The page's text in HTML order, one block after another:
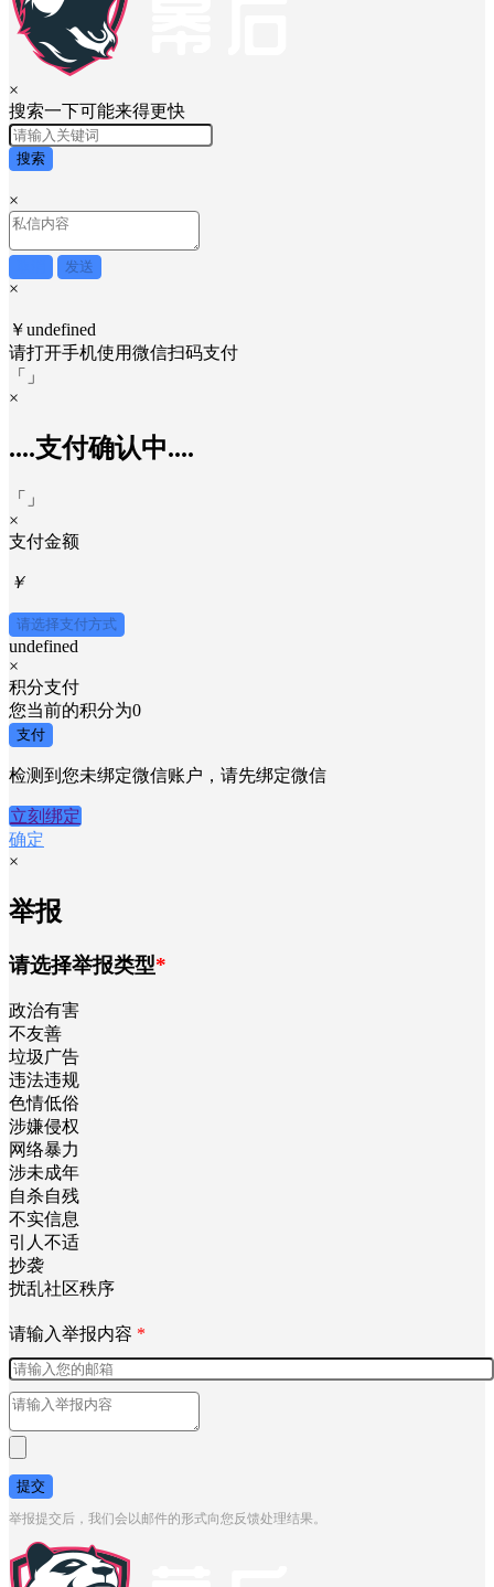
×
搜索一下可能来得更快
搜索
×
发送
×
￥undefined
请打开手机使用微信扫码支付
「
」
×
....支付确认中....
「
」
×
支付金额
￥
请选择支付方式
undefined
×
积分支付
您当前的积分为0
支付
检测到您未绑定微信账户，请先绑定微信
立刻绑定
确定
×
举报
请选择举报类型*
政治有害
不友善
垃圾广告
违法违规
色情低俗
涉嫌侵权
网络暴力
涉未成年
自杀自残
不实信息
引人不适
抄袭
扰乱社区秩序
请输入举报内容 *
提交
举报提交后，我们会以邮件的形式向您反馈处理结果。